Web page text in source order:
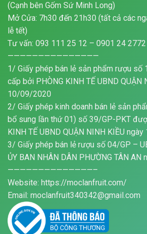
(Cạnh bên Gốm Sứ Minh Long)
Mở Cửa: 7h30 đến 21h30 (tất cả các
lễ tết)
Tư vấn: 093 111 25 12 – 0901 24
———————————————
1/ Giấy phép bán lẻ sản phẩm rượu
cấp bởi PHÒNG KINH TẾ UBND QUẬN
10/09/2020
2/ Giấy phép kinh doanh bán lẻ sản
bổ sung lần thứ 01) số 39/GP-PKT
KINH TẾ UBND QUẬN NINH KIỀU
3/ Giấy phép bán lẻ rượu số 04/GP –
ỦY BAN NHÂN DÂN PHƯỜNG TÂN
——————————————–
Website: https://moclanfruit.com/
Email: moclanfruit340342@gmail.com